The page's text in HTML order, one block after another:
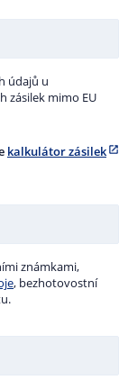
340,00 Kč
517,00 Kč
242,00 Kč
520,00 Kč
445,00 Kč
údajů u
zásilek mimo EU
kalkulátor zásilek
známkami,
, bezhotovostní